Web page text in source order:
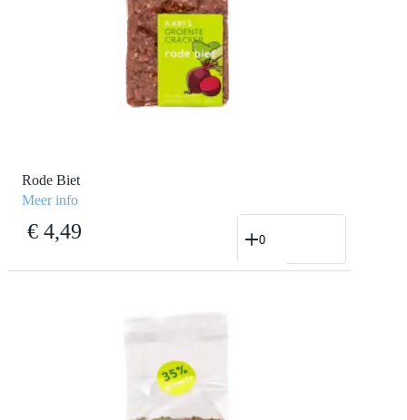
Rode Biet
Meer info
€4,49
Rode
Biet